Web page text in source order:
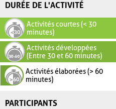
DURÉE DE L'ACTIVITÉ
Activités courtes (< 30
minutes)
Activités développées
(Entre 30 et 60 minutes)
Activités élaborées (> 60
minutes)
PARTICIPANTS